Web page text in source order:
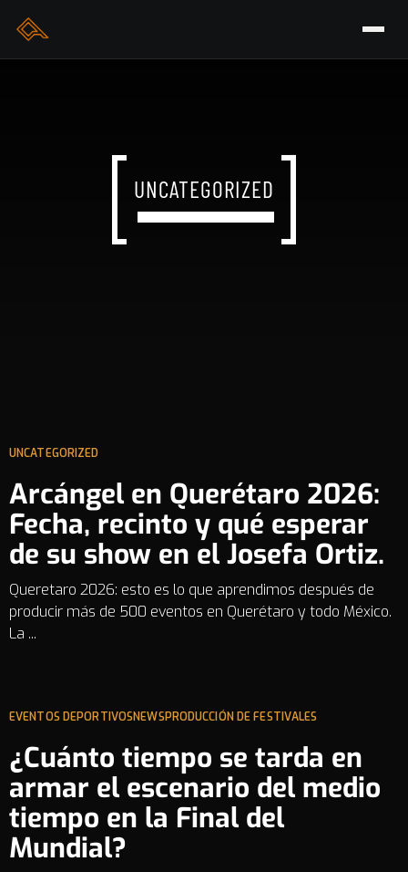
UNCATEGORIZED
UNCATEGORIZED
Arcángel en Querétaro 2026:
Fecha, recinto y qué esperar
de su show en el Josefa Ortiz.
Queretaro 2026: esto es lo que aprendimos después de
producir más de 500 eventos en Querétaro y todo México.
La ...
EVENTOS DEPORTIVOSNEWSPRODUCCIÓN DE FESTIVALES
¿Cuánto tiempo se tarda en
armar el escenario del medio
tiempo en la Final del
Mundial?